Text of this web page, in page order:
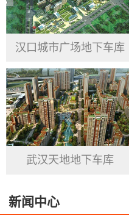
破、力求
受客户反
业精神。
做到工匠
人民生命
基石。
汉口城市广场地下车库
武汉天地地下车库
新闻中心